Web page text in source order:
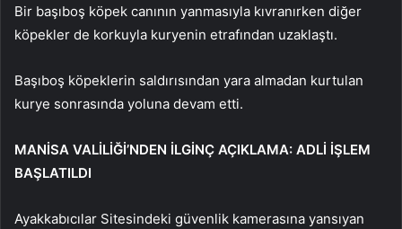
Bir başıboş köpek canının yanmasıyla kıvranırken diğer
köpekler de korkuyla kuryenin etrafından uzaklaştı.
Başıboş köpeklerin saldırısından yara almadan kurtulan
kurye sonrasında yoluna devam etti.
MANİSA VALİLİĞİ’NDEN İLGİNÇ AÇIKLAMA: ADLİ İŞLEM
BAŞLATILDI
Ayakkabıcılar Sitesindeki güvenlik kamerasına yansıyan